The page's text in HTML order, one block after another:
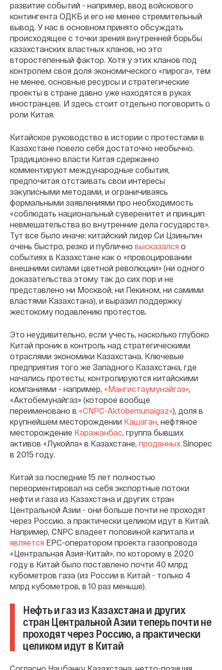
развитие событий - например, ввод войскового
контингента ОДКБ и его не менее стремительный
вывод. У нас в основном принято обсуждать
происходящее с точки зрения внутренней борьбы
казахстанских властных кланов, но это
второстепенный фактор. Хотя у этих кланов под
контролем своя доля экономического «пирога», тем
не менее, основные ресурсы и стратегические
проекты в стране давно уже находятся в руках
иностранцев. И здесь стоит отдельно поговорить о
роли Китая.
Китайское руководство в истории с протестами в
Казахстане повело себя достаточно необычно.
Традиционно власти Китая сдержанно
комментируют международные события,
предпочитая отстаивать свои интересы
закулисными методами, и ограничиваясь
формальными заявлениями про необходимость
«соблюдать национальный суверенитет и принцип
невмешательства во внутренние дела государств».
Тут все было иначе: китайский лидер Си Цзиньпин
очень быстро, резко и публично высказался о
событиях в Казахстане как о «провоцировании
внешними силами цветной революции» (ни одного
доказательства этому так до сих пор и не
представлено ни Москвой, ни Пекином, ни самими
властями Казахстана), и выразил поддержку
жестокому подавлению протестов.
Это неудивительно, если учесть, насколько глубоко
Китай проник в контроль над стратегическими
отраслями экономики Казахстана. Ключевые
предприятия того же Западного Казахстана, где
начались протесты, контролируются китайскими
компаниями - например, «Мангистаумунайгаз»,
«Актобемунайгаз» (которое вообще
переименовано в «CNPC-Aktobemunaigaz»), доля в
крупнейшем месторождении Кашаган, нефтяное
месторождение Каражанбас, группа бывших
активов «Лукойла» в Казахстане, проданных Sinopec
в 2015 году.
Китай за последние 15 лет полностью
переориентировал на себя экспортные потоки
нефти и газа из Казахстана и других стран
Центральной Азии - они больше почти не проходят
через Россию, а практически целиком идут в Китай.
Например, CNPC владеет половиной капитала и
является EPC-оператором проекта газопровода
«Центральная Азия-Китай», по которому в 2020
году в Китай было поставлено почти 40 млрд
кубометров газа (из России в Китай - только 4
млрд кубометров, в 10 раз меньше).
Нефть и газ из Казахстана и других
стран Центральной Азии теперь почти не
проходят через Россию, а практически
целиком идут в Китай